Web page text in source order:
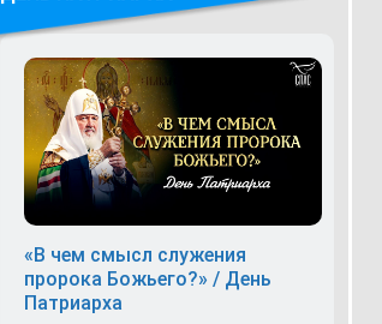
«В чем смысл служения
пророка Божьего?» / День
Патриарха